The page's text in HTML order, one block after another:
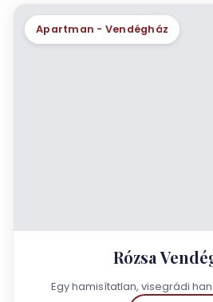
Apartman - Vendégház
Rózsa
Egy hamisítatlan, visegrádi